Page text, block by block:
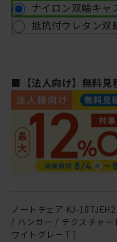
ナイロン双輪キャ
抵抗付ウレタン双
■【法人向け】無料見
ノートチェア KJ-
/ ハンガー / テクスチャ
ワイトグレーＴ］